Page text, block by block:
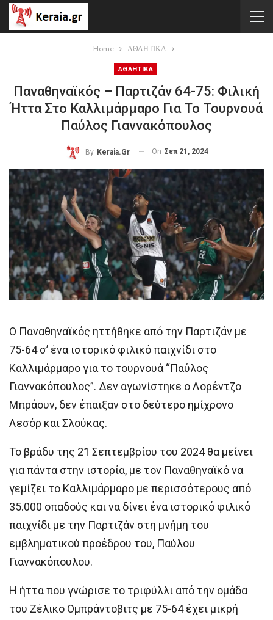
Home ΑΘΛΗΤΙΚΑ
ΑΘΛΗΤΙΚΑ
Παναθηναϊκός – Παρτιζάν 64-75: Φιλική
Ήττα Στο Καλλιμάρμαρο Για Το Τουρνουά
Παύλος Γιαννακόπουλος
By Keraia.gr On Σεπ 21, 2024
Ο Παναθηναϊκός ηττήθηκε από την Παρτιζάν με
75-64 σ’ ένα ιστορικό φιλικό παιχνίδι στο
Καλλιμάρμαρο για το τουρνουά “Παύλος
Γιαννακόπουλος”. Δεν αγωνίστηκε ο Λορέντζο
Μπράουν, δεν έπαιξαν στο δεύτερο ημίχρονο
Λεσόρ και Σλούκας.
Το βράδυ της 21 Σεπτεμβρίου του 2024 θα μείνει
για πάντα στην ιστορία, με τον Παναθηναϊκό να
γεμίζει το Καλλιμάρμαρο με περισσότερους από
35.000 οπαδούς και να δίνει ένα ιστορικό φιλικό
παιχνίδι με την Παρτιζάν στη μνήμη του
εμβληματικού προέδρου του, Παύλου
Γιαννακόπουλου.
Η ήττα που γνώρισε το τριφύλλι από την ομάδα
του Ζέλικο Ομπράντοβιτς με 75-64 έχει μικρή